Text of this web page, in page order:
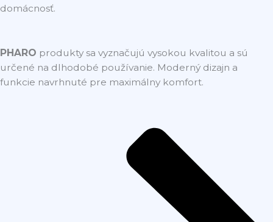
domácnosť.
PHARO produkty sa vyznačujú vysokou kvalitou a sú
určené na dlhodobé používanie. Moderný dizajn a
funkcie navrhnuté pre maximálny komfort.